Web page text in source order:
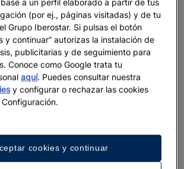
a un perfil elaborado a partir de tus
(por ej., páginas visitadas) y de tu
Grupo Iberostar. Si pulsas el botón
y continuar” autorizas la instalación de
publicitarias y de seguimiento para
Conoce como Google trata tu
aquí. Puedes consultar nuestra
y configurar o rechazar las cookies
cookies y continuar